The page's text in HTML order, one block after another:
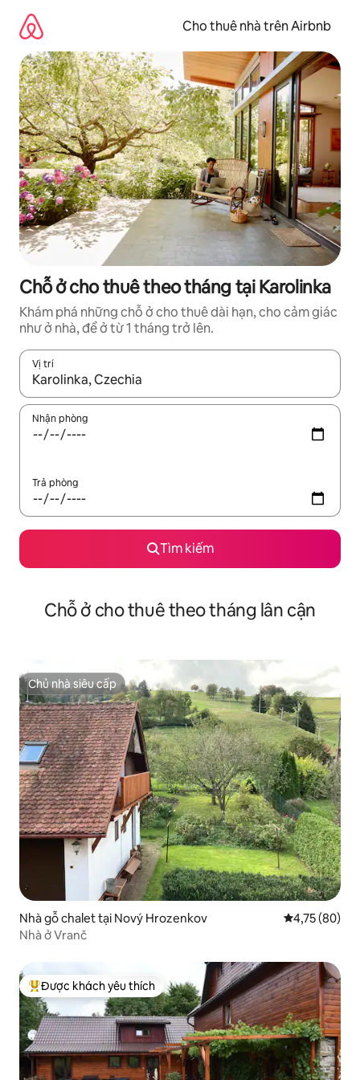
dung
Cho thuê nhà trên Airbnb
Chỗ ở cho thuê theo tháng tại Karolinka
Khám phá những chỗ ở cho thuê dài hạn, cho cảm giác
như ở nhà, để ở từ 1 tháng trở lên.
Vị trí
Khi có kết quả, hãy điều hướng bằng phím mũi tên lên và
Nhận phòng
Trả phòng
Tìm kiếm
Chỗ ở cho thuê theo tháng lân cận
Chủ nhà siêu cấp
Chủ nhà siêu cấp
Nhà gỗ chalet tại Nový Hrozenkov Xếp hạng
4,75 (80)
Nhà ở Vranč
Được khách yêu thích nhất
Được khách yêu thích